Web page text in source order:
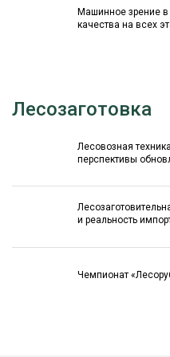
Машинное зрение в
качества на всех
Лесозаготовка
Лесовозная
перспективы
и реальность
Чемпионат